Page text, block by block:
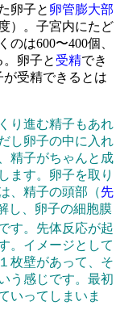
卵子と 卵管膨大部
）。子宮内にたど
は600〜400個、
卵子と 受精でき
受精できるとは
り進む精子もあれ
し卵子の中に入れ
精子がちゃんと成
ます。卵子を取り
、精子の頭部（先
し、卵子の細胞膜
す。先体反応が起
。イメージとして
枚壁があって、そ
う感じです。最初
いってしまいま